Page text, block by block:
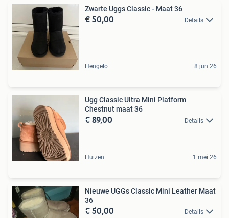
Zwarte Uggs Classic - Maat 36
€ 50,00 Details
Hengelo 8 jun 26
Ugg Classic Ultra Mini Platform
Chestnut maat 36
€ 89,00 Details
Huizen 1 mei 26
Nieuwe UGGs Classic Mini Leather Maat
36
€ 50,00 Details